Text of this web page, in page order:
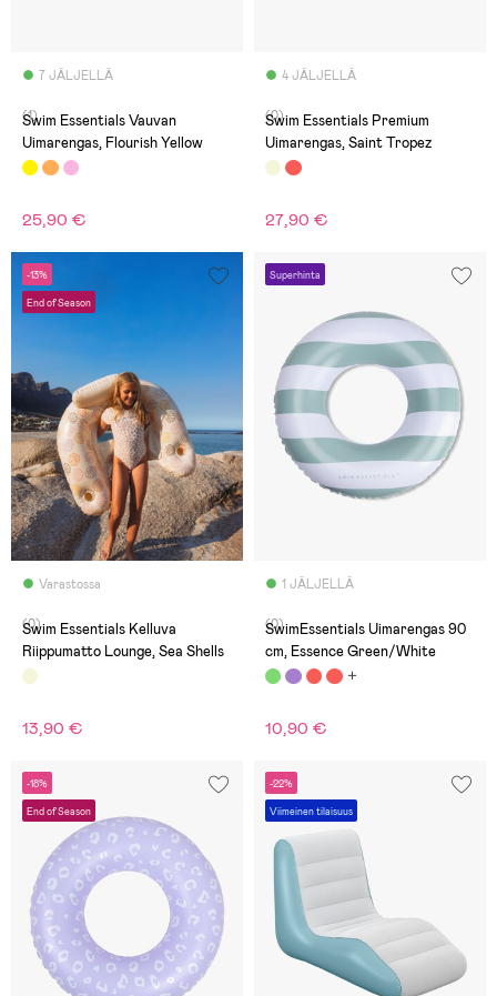
7 JÄLJELLÄ
(1)
Swim Essentials Vauvan
Uimarengas, Flourish Yellow
25,90 €
4 JÄLJELLÄ
(0)
Swim Essentials Premium
Uimarengas, Saint Tropez
27,90 €
-13%
End of Season
Varastossa
(0)
Swim Essentials Kelluva
Riippumatto Lounge, Sea Shells
13,90 €
Superhinta
1 JÄLJELLÄ
(0)
SwimEssentials Uimarengas 90
cm, Essence Green/White
10,90 €
-18%
End of Season
-22%
Viimeinen tilaisuus